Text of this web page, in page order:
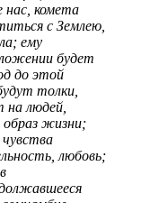
нас, комета
с Землею,
ему
будет
до этой
толки,
на людей,
образ жизни;
любовь;